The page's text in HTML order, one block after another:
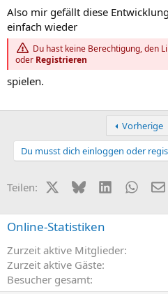
Also mir gefällt diese
einfach wieder
Du hast keine Berechtigung, den
oder Registrieren
spielen.
Vorherige
Du musst dich einloggen oder
Teilen: X (Twitter)
BlueskyLinkedIn
Online-Statistiken
Zurzeit aktive Mitglieder
Zurzeit aktive Gäste
Besucher gesamt